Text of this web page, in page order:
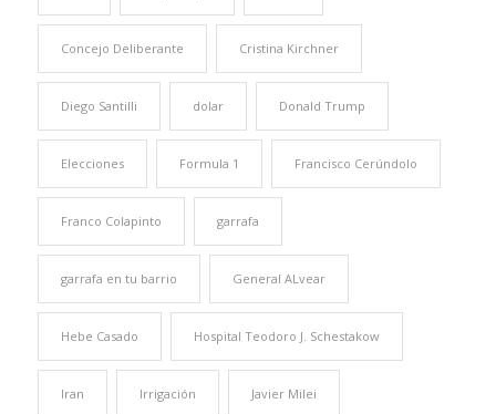
Concejo Deliberante Cristina Kirchner
Diego Santilli dolar Donald Trump
Elecciones Formula 1 Francisco Cerúndolo
Franco Colapinto garrafa
garrafa en tu barrio General ALvear
Hebe Casado Hospital Teodoro J. Schestakow
Iran Irrigación Javier Milei